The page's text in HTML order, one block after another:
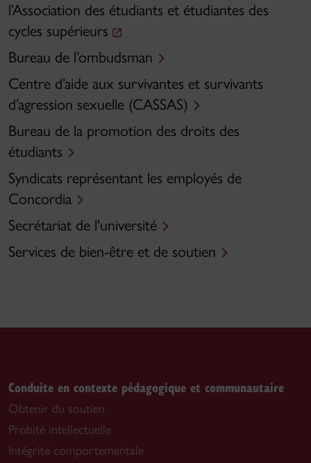
l’Association des étudiants et étudiantes des
cycles supérieurs
Bureau de l’ombudsman
Centre d’aide aux survivantes et survivants
d’agression sexuelle (CASSAS)
Bureau de la promotion des droits des
étudiants
Syndicats représentant les employés de
Concordia
Secrétariat de l'université
Services de bien-être et de soutien
Conduite en contexte pédagogique et communautaire
Obtenir du soutien
Probité intellectuelle
Intégrité comportementale